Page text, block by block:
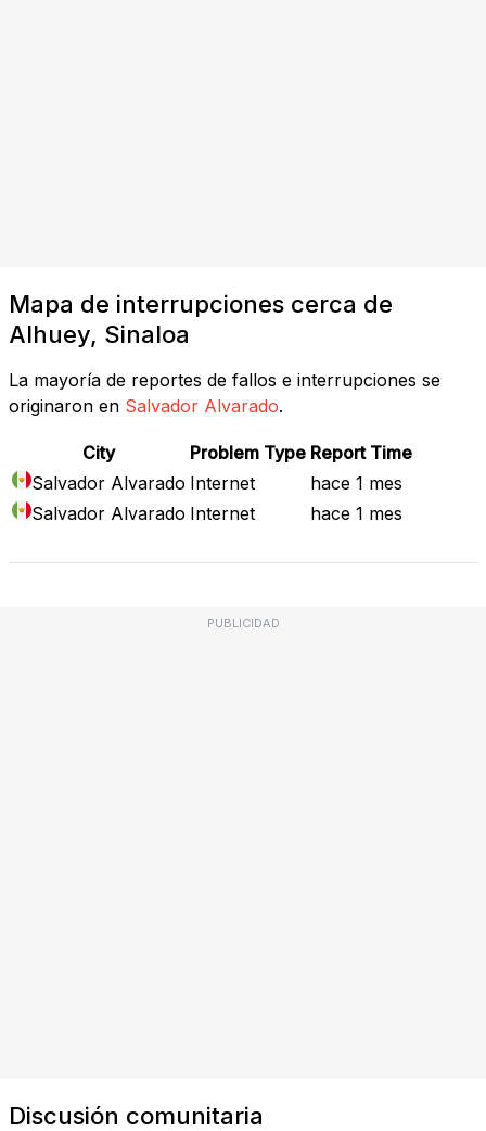
Mapa de interrupciones cerca de
Alhuey, Sinaloa
La mayoría de reportes de fallos e interrupciones se
originaron en Salvador Alvarado.
City Problem Type Report Time
Salvador Alvarado Internet
hace 1 mes
Salvador Alvarado Internet hace 1 mes
PUBLICIDAD
Discusión comunitaria